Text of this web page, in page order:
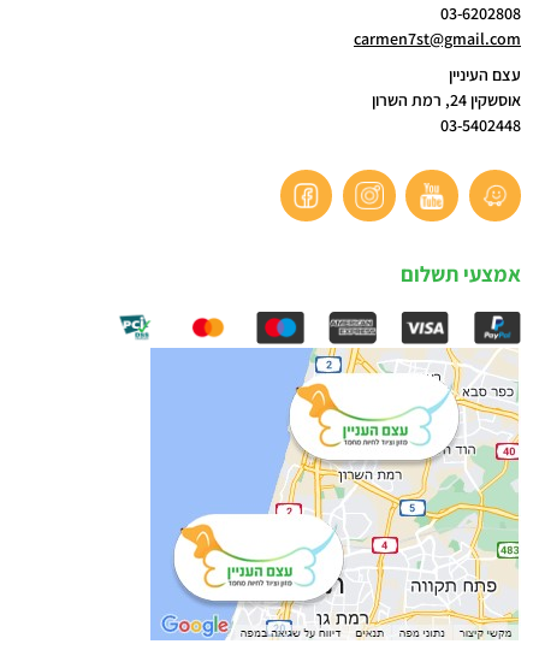
03-6202808
carmen7st@gmail.com
עצם העיניין
אוסשקין 24, רמת השרון
03-5402448
אמצעי תשלום